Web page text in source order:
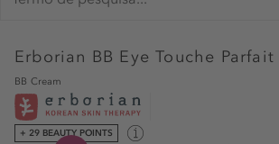
Erborian BB Eye Touche Parfait
BB Cream
+ 29 BEAUTY POINTS